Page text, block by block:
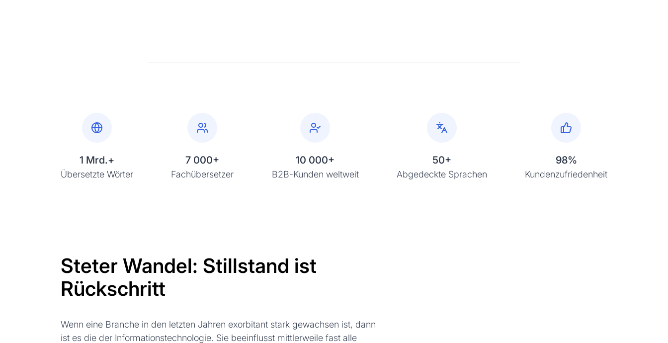
1 Mrd.+
Übersetzte Wörter
7 000+
Fachübersetzer
10 000+
B2B-Kunden weltweit
50+
Abgedeckte Sprachen
98%
Kundenzufriedenheit
Steter Wandel: Stillstand ist
Rückschritt
Wenn eine Branche in den letzten Jahren exorbitant stark gewachsen ist, dann
ist es die der Informationstechnologie. Sie beeinflusst mittlerweile fast alle